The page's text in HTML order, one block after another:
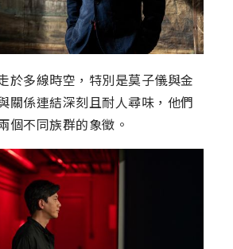
於多線時空，特別是莫子儀與金
關係連結深刻且耐人尋味，他們
個不同族群的象徵。